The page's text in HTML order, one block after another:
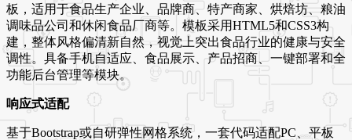
板，适用于食品生产企业、品牌商、特产商家、烘焙坊、粮油
调味品公司和休闲食品厂商等。模板采用HTML5和CSS3构
建，整体风格偏清新自然，视觉上突出食品行业的健康与安全
调性。具备手机自适应、食品展示、产品招商、一键部署和全
功能后台管理等模块。
响应式适配
基于Bootstrap或自研弹性网格系统，一套代码适配PC、平板